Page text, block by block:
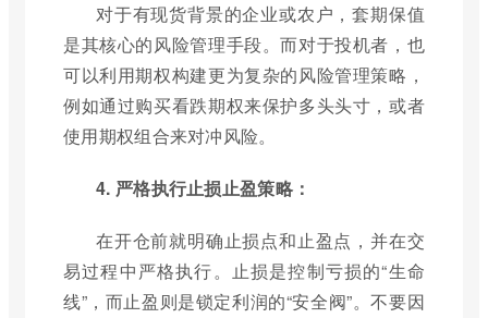
对于有现货背景的企业或农户，套期保值
是其核心的风险管理手段。而对于投机者，也
可以利用期权构建更为复杂的风险管理策略，
例如通过购买看跌期权来保护多头头寸，或者
使用期权组合来对冲风险。
4. 严格执行止损止盈策略：
在开仓前就明确止损点和止盈点，并在交
易过程中严格执行。止损是控制亏损的“生命
线”，而止盈则是锁定利润的“安全阀”。不要因